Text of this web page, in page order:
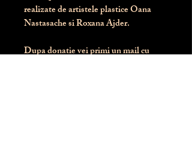
realizate de artistele plastice Oana
Nastasache si Roxana Ajder.
Dupa donatie vei primi un mail cu